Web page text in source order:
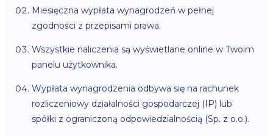
Miesięczna wypłata wynagrodzeń w pełnej
zgodności z przepisami prawa.
Wszystkie naliczenia są wyświetlane online w Twoim
panelu użytkownika.
Wypłata wynagrodzenia odbywa się na rachunek
rozliczeniowy działalności gospodarczej (IP) lub
spółki z ograniczoną odpowiedzialnością (Sp. z o.o.).